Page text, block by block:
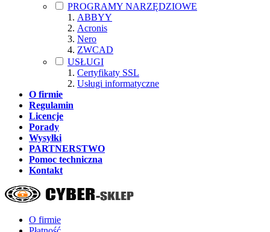
PROGRAMY NARZĘDZIOWE
ABBYY
Acronis
Nero
ZWCAD
USŁUGI
Certyfikaty SSL
Usługi informatyczne
O firmie
Regulamin
Licencje
Porady
Wysyłki
PARTNERSTWO
Pomoc techniczna
Kontakt
O firmie